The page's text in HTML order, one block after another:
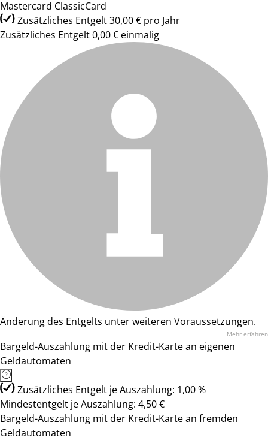
Mastercard ClassicCard
Zusätzliches Entgelt 30,00 € pro Jahr
Zusätzliches Entgelt 0,00 € einmalig
Änderung des Entgelts unter weiteren Voraussetzungen.
Mehr erfahren
Bargeld-Auszahlung mit der Kredit-Karte an eigenen
Geldautomaten
Zusätzliches Entgelt je Auszahlung: 1,00 %
Mindestentgelt je Auszahlung: 4,50 €
Bargeld-Auszahlung mit der Kredit-Karte an fremden
Geldautomaten